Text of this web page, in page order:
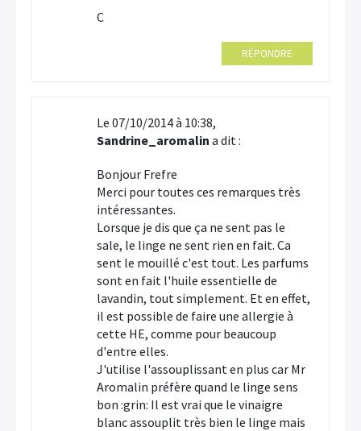
C
RÉPONDRE
Le 07/10/2014 à 10:38,
Sandrine_aromalin a dit :
Bonjour Frefre
Merci pour toutes ces remarques très
intéressantes.
Lorsque je dis que ça ne sent pas le
sale, le linge ne sent rien en fait. Ca
sent le mouillé c'est tout. Les parfums
sont en fait l'huile essentielle de
lavandin, tout simplement. Et en effet,
il est possible de faire une allergie à
cette HE, comme pour beaucoup
d'entre elles.
J'utilise l'assouplissant en plus car Mr
Aromalin préfère quand le linge sens
bon :grin: Il est vrai que le vinaigre
blanc assouplit très bien le linge mais